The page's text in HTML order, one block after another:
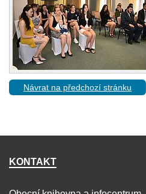
Návrat na předchozí stránku
KONTAKT